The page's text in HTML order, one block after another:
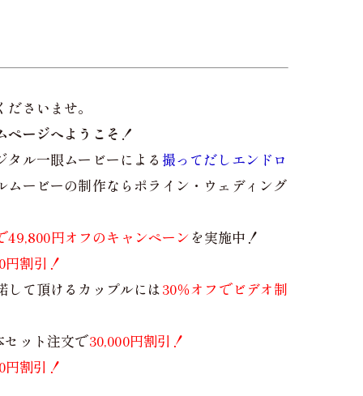
ださいませ。
ージへようこそ！
タル一眼ムービーによる 撮ってだしエンドロ
ムービーの制作ならポライン・ウェディング
49,800円オフのキャンペーンを実施中！
円割引！
て頂けるカップルには30％オフでビデオ制
ット注文で30,000円割引！
円割引！